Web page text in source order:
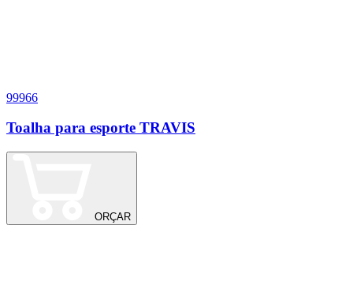
99966
Toalha para esporte TRAVIS
ORÇAR